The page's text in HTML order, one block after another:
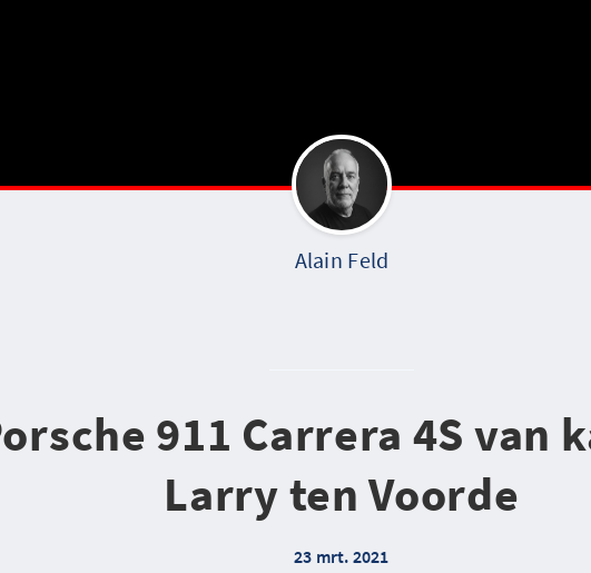
Alain Feld
911 Carrera 4S van
Larry ten Voorde
23 mrt. 2021